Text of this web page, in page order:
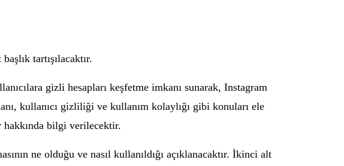
tartışılacaktır.
gizli hesapları keşfetme imkanı sunarak, Instagram
kullanıcı gizliliği ve kullanım kolaylığı gibi konuları ele
hakkında bilgi verilecektir.
ne olduğu ve nasıl kullanıldığı açıklanacaktır. İkinci alt